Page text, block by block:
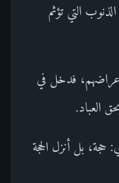
التي تؤثم
فدخل في
العباد.
حجة، بل أنزل الحجة